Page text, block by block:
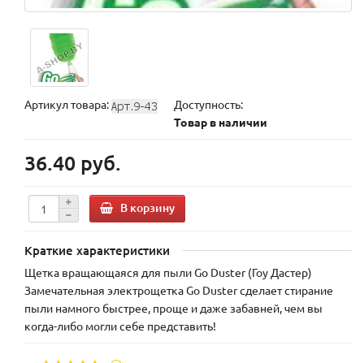
Артикул товара:
Доступность:
Товар в наличии
36.40 руб.
В корзину
Краткие характеристики
Щетка вращающаяся для пыли Go Duster (Гоу Дастер)
Замечательная электрощетка Go Duster сделает стирание
пыли намного быстрее, проще и даже забавней, чем вы
когда-либо могли себе представить!